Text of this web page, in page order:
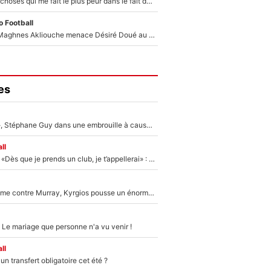
Football
Le transfert de Maghnes Akliouche menace Désiré Doué au PSG : «Je valide à 200%»
«Détester à vie», Stéphane Guy dans une embrouille à cause du PSG !
Mercato - OM - «Dès que je prends un club, je t’appellerai» : La promesse de Marcelino au moment de claquer la porte
Victime de racisme contre Murray, Kyrgios pousse un énorme coup de gueule !
mariage que personne n'a vu venir !
transfert obligatoire cet été ?